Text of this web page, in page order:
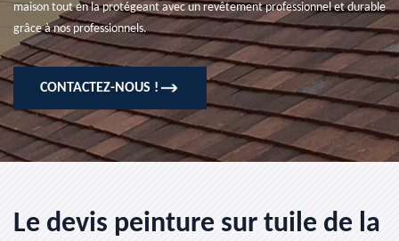
maison tout en la protégeant avec un revêtement professionnel et durable
grâce à nos professionnels.
CONTACTEZ-NOUS !
Le devis peinture sur tuile de la